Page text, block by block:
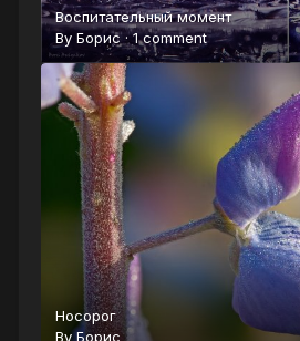
Воспитательный момент
By Борис·1 comment
Носорог
By Борис